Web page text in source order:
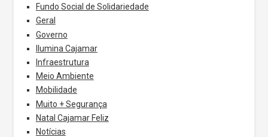
Fundo Social de Solidariedade
Geral
Governo
Ilumina Cajamar
Infraestrutura
Meio Ambiente
Mobilidade
Muito + Segurança
Natal Cajamar Feliz
Notícias